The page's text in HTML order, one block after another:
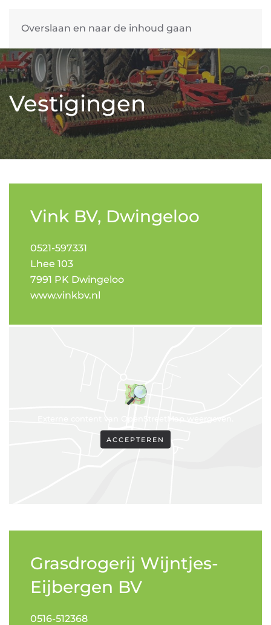
Overslaan en naar de inhoud gaan
Vestigingen
Vink BV, Dwingeloo
0521-597331
Lhee 103
7991 PK Dwingeloo
www.vinkbv.nl
ACCEPTEREN
Grasdrogerij Wijntjes-
Eijbergen BV
0516-512368